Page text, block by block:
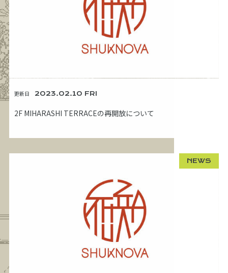
更新日 2023.02.10 FRI
2F MIHARASHI TERRACEの再開放について
NEWS